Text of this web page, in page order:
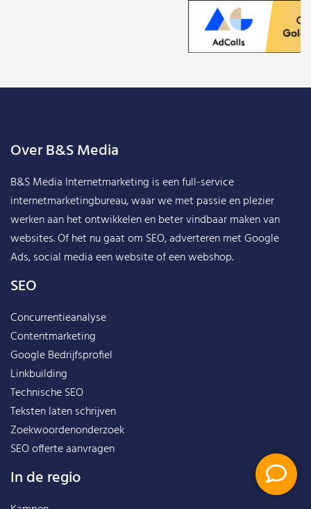
Over B&S Media
B&S Media Internetmarketing is een full-service
internetmarketingbureau, waar we met passie en plezier
werken aan het ontwikkelen en beter vindbaar maken van
websites. Of het nu gaat om SEO, adverteren met Google
Ads, social media een website of een webshop.
SEO
Concurrentieanalyse
Contentmarketing
Google Bedrijfsprofiel
Linkbuilding
Technische SEO
Teksten laten schrijven
Zoekwoordenonderzoek
SEO offerte aanvragen
In de regio